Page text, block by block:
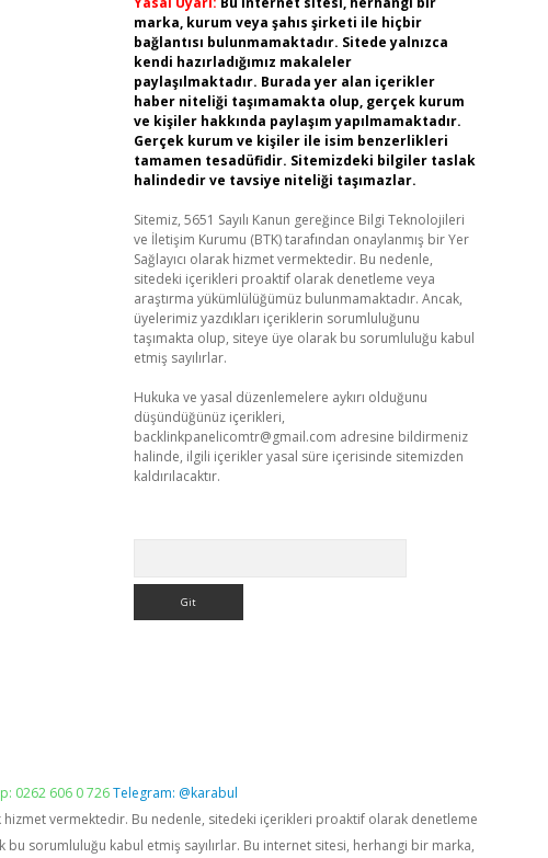
marka, kurum veya şahıs şirketi ile hiçbir
bağlantısı bulunmamaktadır. Sitede yalnızca
kendi hazırladığımız makaleler
paylaşılmaktadır. Burada yer alan içerikler
haber niteliği taşımamakta olup, gerçek kurum
ve kişiler hakkında paylaşım yapılmamaktadır.
Gerçek kurum ve kişiler ile isim benzerlikleri
tamamen tesadüfidir. Sitemizdeki bilgiler taslak
halindedir ve tavsiye niteliği taşımazlar.
Sitemiz, 5651 Sayılı Kanun gereğince Bilgi Teknolojileri
ve İletişim Kurumu (BTK) tarafından onaylanmış bir Yer
Sağlayıcı olarak hizmet vermektedir. Bu nedenle,
sitedeki içerikleri proaktif olarak denetleme veya
araştırma yükümlülüğümüz bulunmamaktadır. Ancak,
üyelerimiz yazdıkları içeriklerin sorumluluğunu
taşımakta olup, siteye üye olarak bu sorumluluğu kabul
etmiş sayılırlar.
Hukuka ve yasal düzenlemelere aykırı olduğunu
düşündüğünüz içerikleri,
backlinkpanelicomtr@gmail.com adresine bildirmeniz
halinde, ilgili içerikler yasal süre içerisinde sitemizden
kaldırılacaktır.
0262 606 0 726Telegram: @karabul
hizmet vermektedir. Bu nedenle, sitedeki içerikleri proaktif olarak denetleme
sorumluluğu kabul etmiş sayılırlar. Bu internet sitesi, herhangi bir marka,